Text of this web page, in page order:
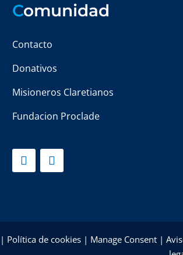
Comunidad
Contacto
Donativos
Misioneros Claretianos
Fundacion Proclade
| Política de cookies| Manage Consent|